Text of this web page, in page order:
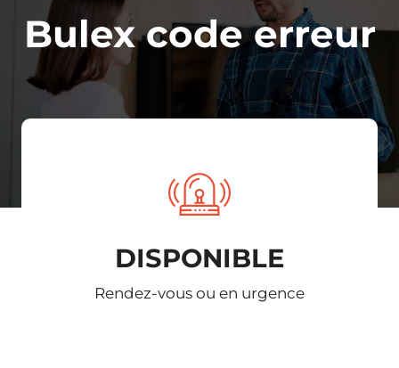
Bulex code erreur
DISPONIBLE
Rendez-vous ou en urgence